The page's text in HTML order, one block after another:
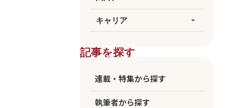
論文執筆
医療統計
臨床
ビジネス
すべてを見る
国公立MPH
京大MPH
キャリア arrow_drop_up
医師
看護師
リハビリ
記事を探す
連載・特集から探す
執筆者から探す